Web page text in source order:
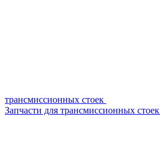
трансмиссионных стоек
Запчасти для трансмиссионных стоек